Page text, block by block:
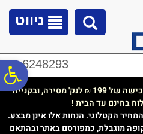
נגישות
ניווט
02-6248293
של 199 ₪ לנק' מסירה, ובקנייה
בחינם עד הבית !
הקטלוגי. הנחות אלו אינן מבצע.
מוגבלת, כמפורסם באתר ובהתאם